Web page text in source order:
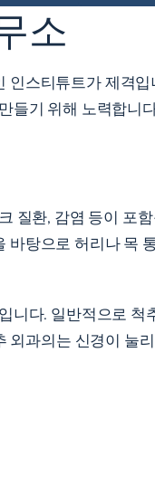
소
스티튜트가 제격
들기 위해 노력합니
질환, 감염 등이 포
탕으로 허리나 목
다. 일반적으로 척
과의는 신경이 눌